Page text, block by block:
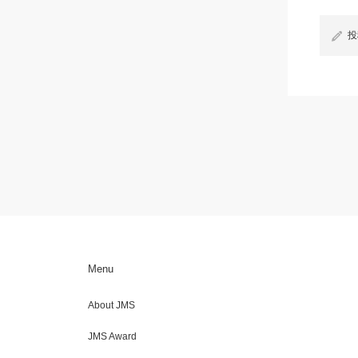
Menu
About JMS
JMS Award